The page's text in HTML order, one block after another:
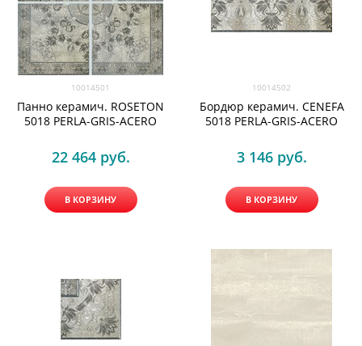
10014501
Панно керамич. ROSETON
5018 PERLA-GRIS-ACERO
22 464 руб.
В КОРЗИНУ
10014502
Бордюр керамич. CENEFA
5018 PERLA-GRIS-ACERO
3 146 руб.
В КОРЗИНУ